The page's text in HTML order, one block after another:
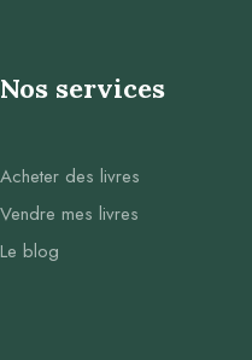
Nos services
Acheter des livres
Vendre mes livres
Le blog